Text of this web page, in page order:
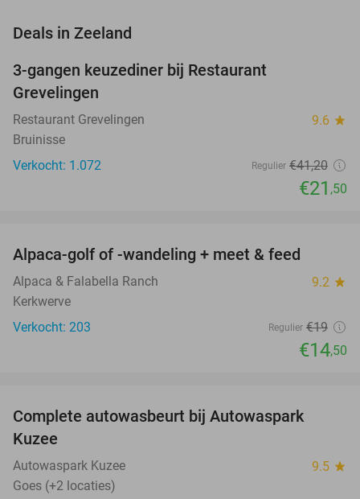
Deals in Zeeland
3-gangen keuzediner bij Restaurant
Grevelingen
Restaurant Grevelingen 9.6 star
Bruinisse
Verkocht: 1.072
Regulier €41,20
€21 ,50
Alpaca-golf of -wandeling + meet & feed
Alpaca & Falabella Ranch 9.2 star
Kerkwerve
Verkocht: 203
Regulier €19
€14,50
Complete autowasbeurt bij Autowaspark
Kuzee
Autowaspark Kuzee 9.5 star
Goes (+2 locaties)